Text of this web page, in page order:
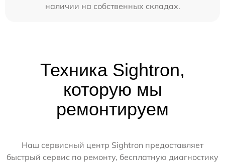
наличии на собственных складах.
Техника Sightron,
которую мы
ремонтируем
Наш сервисный центр Sightron предоставляет
быстрый сервис по ремонту, бесплатную диагностику